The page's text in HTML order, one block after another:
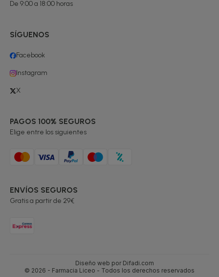
De 9:00 a 18:00 horas
SÍGUENOS
Facebook
Instagram
X
PAGOS 100% SEGUROS
Elige entre los siguientes
ENVÍOS SEGUROS
Gratis a partir de 29€
© 2026 - Farmacia Liceo - Todos los derechos reservados
Diseño web por Difadi.com